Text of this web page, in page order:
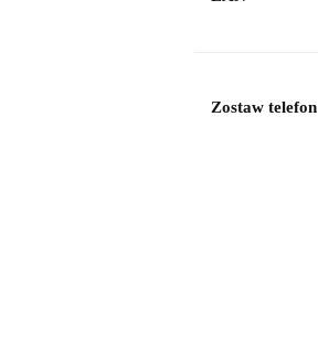
Zostaw telefon